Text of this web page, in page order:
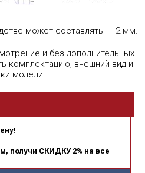
может составлять +- 2 мм.
и без дополнительных
комплектацию, внешний вид и
модели.
получи СКИДКУ 2% на все